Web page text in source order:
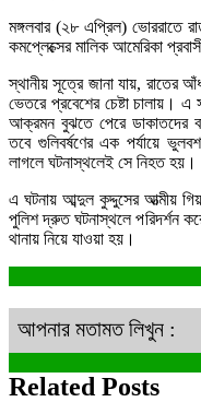
মঙ্গলবার (২৮ এপ্রিল) ভোররাতে
কমপ্লেক্সের মালিক আমেরিকা
স্থানীয় সূত্রে জানা যায়, রাতের
ভেতরে প্রবেশের চেষ্টা চালায়।
আক্রমন বুঝতে পেরে ডাকাতদের
তবে গুলিবর্ষণের এক পর্যায়ে
লাগলে ঘটনাস্থলেই সে নিহত হয়।
এ ঘটনায় আব্দুল কুদ্দুসের আত্মীয়
পুলিশ দ্রুত ঘটনাস্থলে পরিদর্শন
থানায় নিয়ে যাওয়া হয়।
আপনার মতামত লিখুন :
Related Posts